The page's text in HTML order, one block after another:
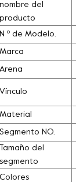
nombre del
producto
N º de Modelo.
Marca
Arena
Vínculo
Material
Segmento NO.
Tamaño del
segmento
Colores